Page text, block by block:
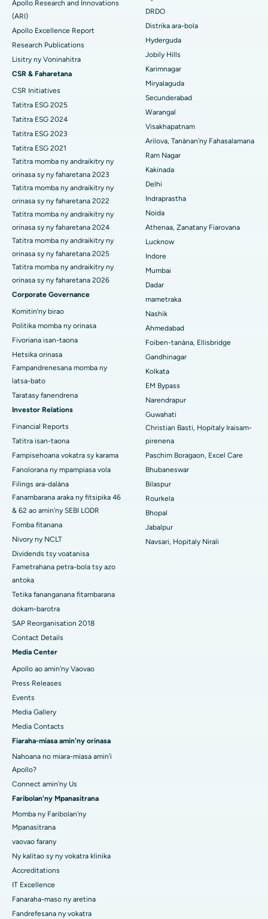
Hopitaly tsara indrindra ao Ellisbridge, Ahmedabad
Hopitaly tsara indrindra ao New Delhi
Hopitaly tsara indrindra ao amin'ny DRDO, Hyderabad
Hopitaly tsara indrindra ao amin'ny GS Road, Guwahati
Hopitaly tsara indrindra ao Hyderguda, Hyderabad
Hopitaly tsara indrindra ao Vijay Nagar, Indore
Hopitaly tsara indrindra ao amin'ny Suryaraopeta Main Road,
Hopitaly tsara indrindra ao amin'ny Canal Circular Road, Kolkata
Hopitaly tsara indrindra ao amin'ny CBD Belapur, Navi Mumbai
Hopitaly tsara indrindra ao Panchavati, Nashik
Hopitaly tsara indrindra ao Secunderabad, Hyderabad
Hopitaly tsara indrindra any Seshadripuram, Bangalore
Hopitaly tsara indrindra ao Waltair Main Road, Visakhapatnam
Hopitaly tsara indrindra ao amin'ny lalana Subhash Nagar,
Hopitaly tsara indrindra any Managari, Karaikudi
Hopitaly tsara indrindra ao Arepally, Warangal
Hopitaly tsara indrindra ao amin'ny Arera Colony, Bhopal
Hopitaly tsara indrindra any Jayanagar, Bangalore
Hopitaly tsara indrindra ao KK Nagar, Madurai
Hopitaly tsara indrindra any Ramji Nagar, Nellore
Hopitaly tsara indrindra ao amin'ny Sector-19, Rourkela
Hopitaly tsara indrindra ao Swargate, Pune
Hopitaly homamiadan'ny vehivavy tsara indrindra any Delhi
Polypectomy
Fampiroboroboana ny ati-doha
Biopsy voa
Parathyroidectomy
Cytoreductive fandidiana
Fanoloana lohalika manontolo seramika
ERCP
Apollo Research and Innovations
(ARI)
Apollo Excellence Report
Research Publications
Lisitry ny Voninahitra
CSR & Faharetana
CSR Initiatives
Tatitra ESG 2025
Tatitra ESG 2024
Tatitra ESG 2023
Tatitra ESG 2021
Tatitra momba ny andraikitry ny
orinasa sy ny faharetana 2023
Tatitra momba ny andraikitry ny
orinasa sy ny faharetana 2022
Tatitra momba ny andraikitry ny
orinasa sy ny faharetana 2024
Tatitra momba ny andraikitry ny
orinasa sy ny faharetana 2025
Tatitra momba ny andraikitry ny
orinasa sy ny faharetana 2026
Corporate Governance
Komitin’ny birao
Politika momba ny orinasa
Fivoriana isan-taona
Hetsika orinasa
Fampandrenesana momba ny
latsa-bato
Taratasy fanendrena
Investor Relations
Financial Reports
Tatitra isan-taona
Fampisehoana vokatra sy karama
Fanolorana ny mpampiasa vola
Filings ara-dalàna
Fanambarana araka ny fitsipika 46
& 62 ao amin'ny SEBI LODR
Fomba fitanana
Nivory ny NCLT
Dividends tsy voatanisa
Fametrahana petra-bola tsy azo
antoka
Tetika fananganana fitambarana
dokam-barotra
SAP Reorganisation 2018
Contact Details
Media Center
Apollo ao amin'ny Vaovao
Press Releases
Events
Media Gallery
Media Contacts
Fiaraha-miasa amin'ny orinasa
Nahoana no miara-miasa amin'i
Apollo?
Connect amin'ny Us
Faribolan'ny Mpanasitrana
Momba ny Faribolan'ny
Mpanasitrana
vaovao farany
Ny kalitao sy ny vokatra klinika
Accreditations
IT Excellence
Fanaraha-maso ny aretina
Fandrefesana ny vokatra
DRDO
Distrika ara-bola
Hyderguda
Jobily Hills
Karimnagar
Miryalaguda
Secunderabad
Warangal
Visakhapatnam
Arilova, Tanànan'ny Fahasalamana
Ram Nagar
Kakinada
Delhi
Indraprastha
Noida
Athenaa, Zanatany Fiarovana
Lucknow
Indore
Mumbai
Dadar
mametraka
Nashik
Ahmedabad
Foiben-tanàna, Ellisbridge
Gandhinagar
Kolkata
EM Bypass
Narendrapur
Guwahati
Christian Basti, Hopitaly Iraisam-
pirenena
Paschim Boragaon, Excel Care
Bhubaneswar
Bilaspur
Rourkela
Bhopal
Jabalpur
Navsari, Hopitaly Nirali